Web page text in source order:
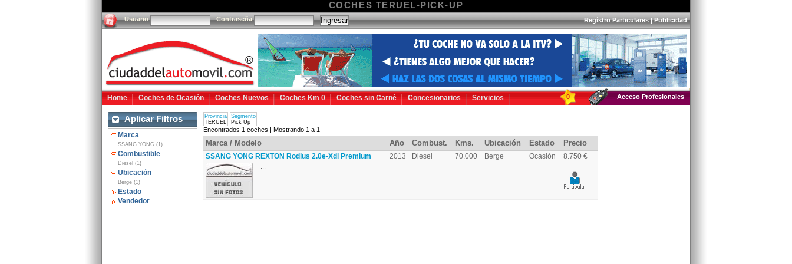
COCHES TERUEL-PICK-UP
Usuario Contraseña Regístro Particulares|Publicidad
Home Coches de Ocasión Coches Nuevos Coches Km 0 Coches sin Carné Concesionarios Servicios 0 Acceso Profesionales
Aplicar Filtros
Marca
SSANG YONG (1)
Combustible
Diesel (1)
Ubicación
Berge (1)
Estado
Vendedor
Provincia
TERUEL
Segmento
Pick Up
Encontrados 1 coches | Mostrando 1 a 1
Marca / Modelo Año Combust. Kms. Ubicación Estado Precio
SSANG YONG REXTON Rodius 2.0e-Xdi Premium 2013 Diesel 70.000 Berge Ocasión 8.750 €